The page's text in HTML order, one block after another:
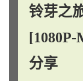
铃芽之
分享